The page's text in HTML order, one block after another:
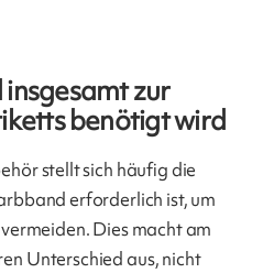
zur
benötigt wird
stellt sich häufig die
erforderlich ist, um
Dies macht am
Unterschied aus, nicht